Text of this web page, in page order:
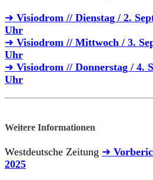
➜ Visiodrom // Dienstag / 2.
Uhr
➜ Visiodrom // Mittwoch / 3.
Uhr
➜ Visiodrom // Donnerstag / 4.
Uhr
Weitere Informationen
Westdeutsche Zeitung ➜
2025